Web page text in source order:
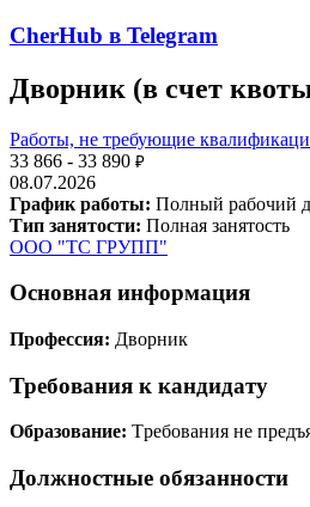
CherHub в Telegram
Дворник (в счет
Работы, не требующие
33 866 - 33 890 ₽
08.07.2026
График работы: Полный рабочий
Тип занятости: Полная занятость
ООО "ТС ГРУПП"
Основная информация
Профессия: Дворник
Требования к кандидату
Образование: Tребования не
Должностные обязанности